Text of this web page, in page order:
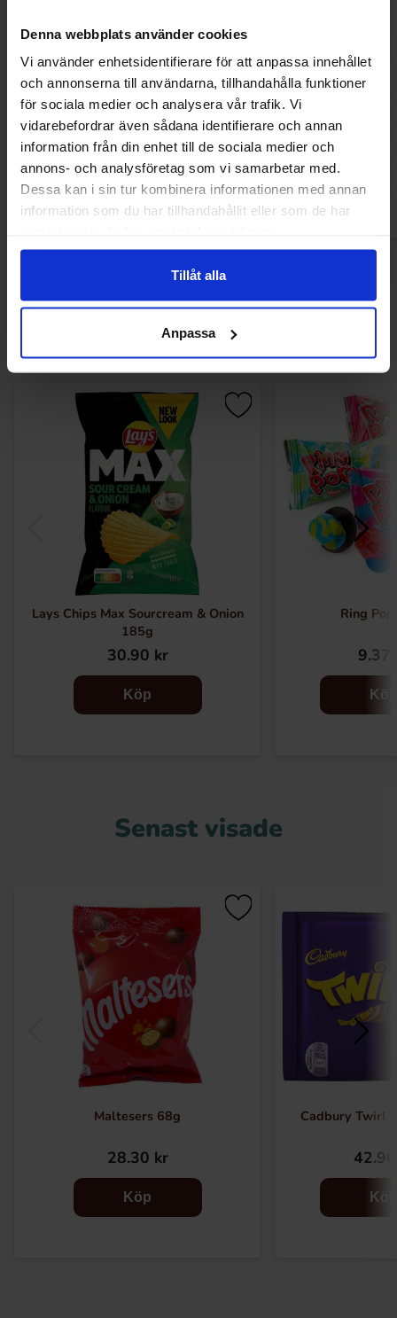
Denna webbplats använder cookies
Vi använder enhetsidentifierare för att anpassa innehållet
och annonserna till användarna, tillhandahålla funktioner
för sociala medier och analysera vår trafik. Vi
vidarebefordrar även sådana identifierare och annan
information från din enhet till de sociala medier och
annons- och analysföretag som vi samarbetar med.
Dessa kan i sin tur kombinera informationen med annan
information som du har tillhandahållit eller som de har
Tillåt alla
Anpassa
Cadbury Twirl Bites Chocolate Bag 85g
36.90 kr
Köp
Cadbury Curly
Andra gillade
Lays Chips Max Sourcream & Onion
185g
30.90 kr
Köp
Ring
9.37
Köp
Senast visade
Maltesers 68g
28.30 kr
Köp
Cadbury Twirl
Köp